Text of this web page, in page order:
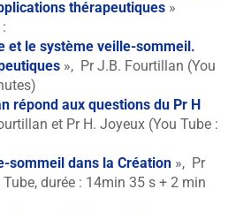
thérapeutiques »
et le système veille-sommeil.
», Pr J.B. Fourtillan (You
répond aux questions du Pr H
et Pr H. Joyeux (You Tube :
sommeil dans la Création», Pr
durée : 14min 35 s + 2 min